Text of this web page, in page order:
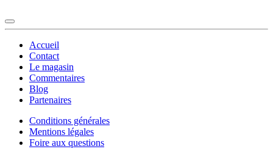
Accueil
Contact
Le magasin
Commentaires
Blog
Partenaires
Conditions générales
Mentions légales
Foire aux questions